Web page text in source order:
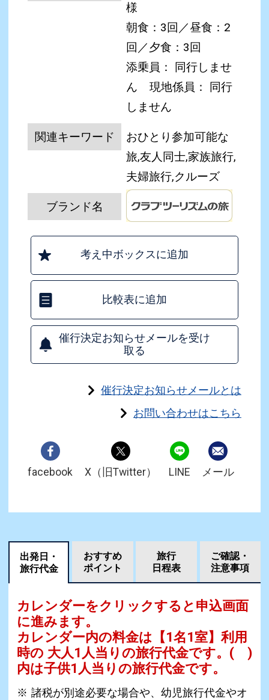
様
朝食：3回／昼食：2
回／夕食：3回
添乗員： 同行しませ
ん
現地係員： 同行
しません
関連キーワード
おひとり参加可能な
旅,友人同士,家族旅行,
夫婦旅行,クルーズ
ブランド名
考え中ボックスに追加
比較表に追加
催行決定お知らせメールを受け
取る
催行決定お知らせメールとは
お問い合わせはこちら
facebook X（旧Twitter） LINE メール
出発日・
旅行代金
おすすめ
ポイント
旅行
日程表
ご確認・
注意事項
カレンダーをクリックすると申込画面
に進みます。
カレンダー内の料金は 【1名1室】利用
時の 大人1人当りの旅行代金です。 ( )
内は子供1人当りの旅行代金です。
諸税が別途必要な場合や、幼児旅行代金やオ